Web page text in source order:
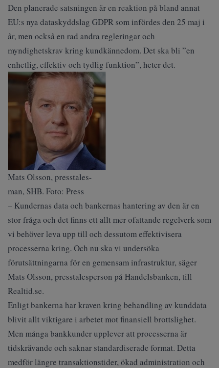
Den planerade satsningen är en reaktion på bland annat
EU:s nya dataskyddslag GDPR som infördes den 25 maj i
år, men också en rad andra regleringar och
myndighetskrav kring kundkännedom. Det ska bli ”en
enhetlig, effektiv och tydlig funktion”, heter det.
Mats Olsson, presstales-
man, SHB. Foto: Press
– Kundernas data och bankernas hantering av den är en
stor fråga och det finns ett allt mer ofattande regelverk som
vi behöver leva upp till och dessutom effektivisera
processerna kring. Och nu ska vi undersöka
förutsättningarna för en gemensam infrastruktur, säger
Mats Olsson, presstalesperson på Handelsbanken, till
Realtid.se.
Enligt bankerna har kraven kring behandling av kunddata
blivit allt viktigare i arbetet mot finansiell brottslighet.
Men många bankkunder upplever att processerna är
tidskrävande och saknar standardiserade format. Detta
medför längre transaktionstider, ökad administration och